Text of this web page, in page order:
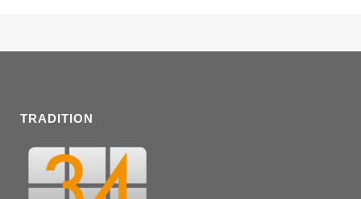
TRADITION